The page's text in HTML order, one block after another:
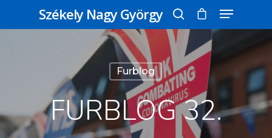
Üss egy entert a kereséshez, vagy nyomd
meg az ESC gombot a bezáráshoz
Székely Nagy György
Furblog
FURBLOG 32.